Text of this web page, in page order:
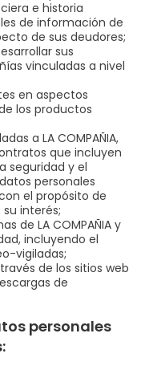
e historia
de información de
de sus deudores;
sus
vinculadas a nivel
en aspectos
los productos
a LA COMPAÑIA,
que incluyen
seguridad y el
personales
el propósito de
interés;
de LA COMPAÑIA y
incluyendo el
vigiladas;
de los sitios web
de
personales